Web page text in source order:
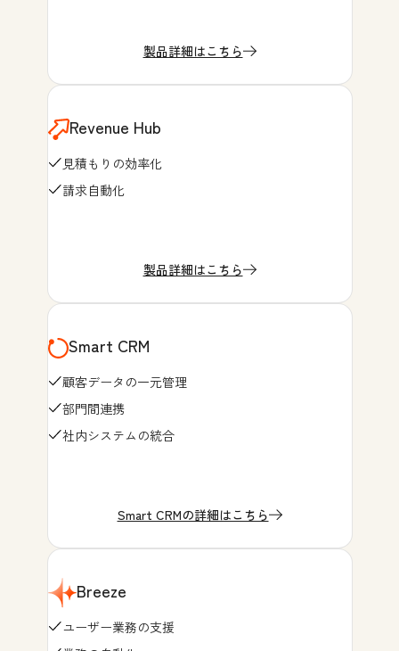
製品詳細はこちら
Revenue Hub
見積もりの効率化
請求自動化
製品詳細はこちら
Smart CRM
顧客データの一元管理
部門間連携
社内システムの統合
Smart CRMの詳細はこちら
Breeze
ユーザー業務の支援